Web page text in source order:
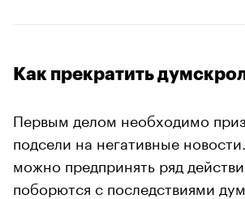
Как прекратить
Первым делом необходимо
подсели на негативные
можно предпринять ряд
поборются с последствиями